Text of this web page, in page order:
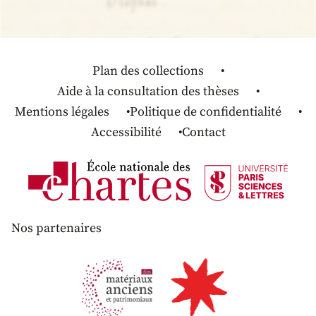
Plan des collections
Aide à la consultation des thèses
Mentions légales
Politique de confidentialité
Accessibilité
Contact
Nos partenaires